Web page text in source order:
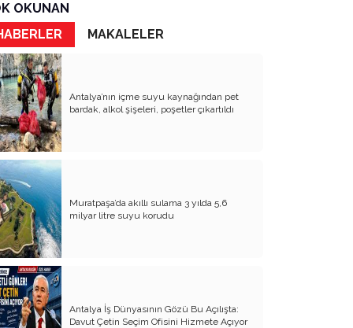
Güneş Enerjisi
Ödül Töreni
TOKİ Konutları: Sosyal mi, Orta Gelir
Projesi mi?
Her Kentin Bir Ruhu Vardır
Orkestra Şefi
Abdülhamit ve Tayyip Erdoğan
Fark Etmeden Kaybettiklerimiz
Raydan Çıkan Antalya
Bunu da mı Görecektik?
Füze Çağında Hurafe Siyaseti (İran
Savaşı Üzerine)
OKUNAN
MAKALELER
Antalya’nın içme suyu kaynağından pet
bardak, alkol şişeleri, poşetler çıkartıldı
Muratpaşa’da akıllı sulama 3 yılda 5,6
milyar litre suyu korudu
Antalya İş Dünyasının Gözü Bu Açılışta:
Davut Çetin Seçim Ofisini Hizmete Açıyor